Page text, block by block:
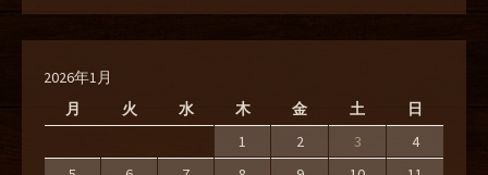
2026年1月
月
火 水 木 金 土
日
1
2 3
4